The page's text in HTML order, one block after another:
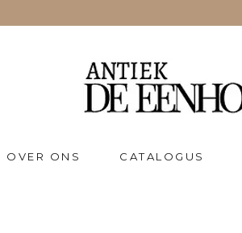
OVER ONS CATALOGUS